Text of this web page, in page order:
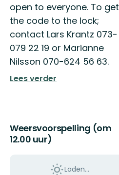
open to everyone. To get
the code to the lock;
contact Lars Krantz 073-
079 22 19 or Marianne
Nilsson 070-624 56 63.
Lees verder
Weersvoorspelling (om
12.00 uur)
Laden…